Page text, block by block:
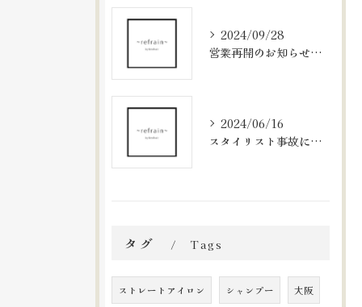
2024/09/28
営業再開のお知らせと新メニューのご案内
2024/06/16
スタイリスト事故に関するお知らせとお詫び
タグ Tags
ストレートアイロン シャンプー 大阪